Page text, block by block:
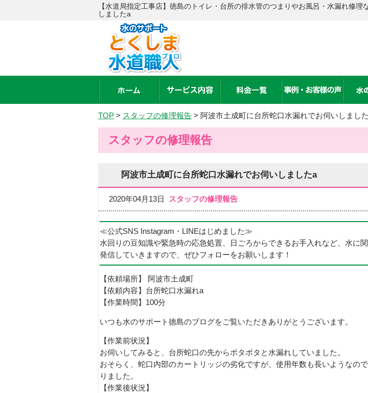
【水道局指定工事店】徳島のトイレ・台所の排水管のつまりやお風呂・水漏れ修
しましたa
TOP > スタッフの修理報告 > 阿波市土成町に台所蛇口水漏れでお伺いしまし
スタッフの修理報告
阿波市土成町に台所蛇口水漏れでお伺いしましたa
2020年04月13日 スタッフの修理報告
≪公式SNS Instagram・LINEはじめました≫
水回りの豆知識や緊急時の応急処置、日ごろからできるお手入れなど、水に
発信していきますので、ぜひフォローをお願いします！
【依頼場所】 阿波市土成町
【依頼内容】台所蛇口水漏れa
【作業時間】100分
いつも水のサポート徳島のブログをご覧いただきありがとうございます。
【作業前状況】
お伺いしてみると、台所蛇口の先からポタポタと水漏れしていました。
おそらく、蛇口内部のカートリッジの劣化ですが、使用年数も長いようなの
りました。
【作業後状況】